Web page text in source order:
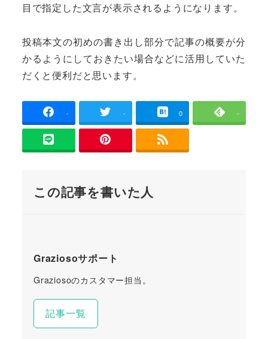
目で指定した文言が表示されるようになります。
投稿本文の初めの書き出し部分で記事の概要が分
かるようにしておきたい場合などに活用していた
だくと便利だと思います。
- - 0 -
この記事を書いた人
Graziosoサポート
Graziosoのカスタマー担当。
記事一覧